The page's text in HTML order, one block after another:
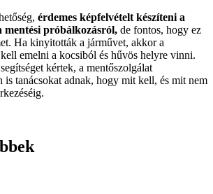
érdemes képfelvételt készíteni a
mentési próbálkozásról, de fontos, hogy ez
Ha kinyitották a járművet, akkor a
emelni a kocsiból és hűvös helyre vinni.
kértek, a mentőszolgálat
is tanácsokat adnak, hogy mit kell, és mit nem